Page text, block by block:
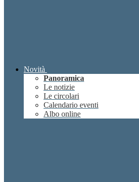
Novità
Panoramica
Le notizie
Le circolari
Calendario eventi
Albo online